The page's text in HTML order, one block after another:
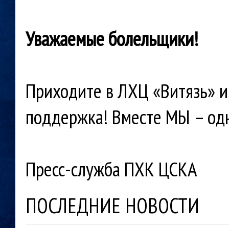
Уважаемые болельщики!
Приходите в ЛХЦ «Витязь»
поддержка! Вместе МЫ –
Пресс-служба ПХК ЦСКА
ПОСЛЕДНИЕ НОВОСТИ